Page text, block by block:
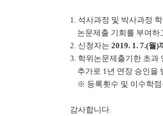
1. 석사과정 및 박사과정
논문제출 기회를 부여하
2. 신청자는 2019. 1. 7.(월)
3. 학위논문제출기한 초과
추가로 1년 연장 승인을
※ 등록횟수 및 이수학
감사합니다.